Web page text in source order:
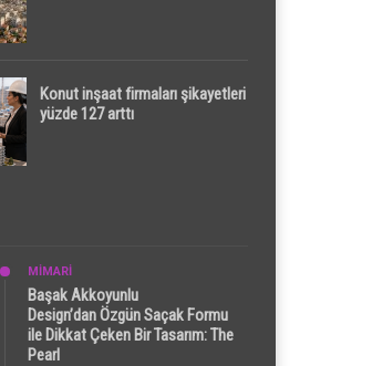
Konut inşaat firmaları şikayetleri
yüzde 127 arttı
MİMARİ
Başak Akkoyunlu
Design’dan Özgün Saçak Formu
ile Dikkat Çeken Bir Tasarım: The
Pearl